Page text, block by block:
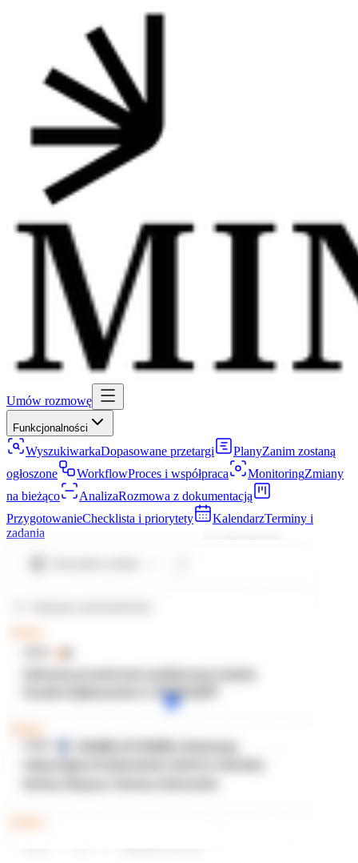
Umów rozmowę
Funkcjonalności
WyszukiwarkaDopasowane przetargi PlanyZanim zostaną
ogłoszone
WorkflowProces i współpraca MonitoringZmiany
na bieżąco
AnalizaRozmowa z dokumentacją
PrzygotowanieChecklista i priorytety KalendarzTerminy i
zadania